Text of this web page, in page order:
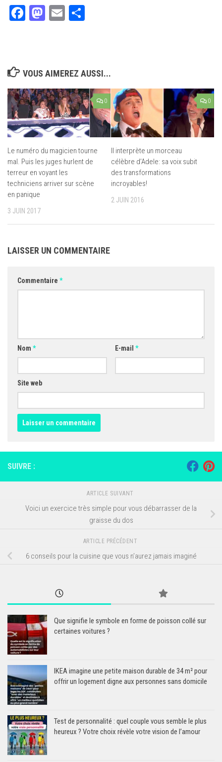
Facebook
Mastodon
Email
VOUS AIMEREZ AUSSI...
0
Le numéro du magicien tourne
mal. Puis les juges hurlent de
terreur en voyant les
techniciens arriver sur scène
en panique
3 JUIN 2017
0
Il interprète un morceau
célèbre d’Adele: sa voix subit
des transformations
incroyables!
2 JUIN 2016
LAISSER UN COMMENTAIRE
Commentaire *
Nom * E-mail *
Site web
SUIVRE :
ARTICLE SUIVANT
Voici un exercice très simple pour vous débarrasser de la
graisse du dos
ARTICLE PRÉCÉDENT
6 conseils pour la cuisine que vous n’aurez jamais imaginé
Que signifie le symbole en forme de poisson collé sur
certaines voitures ?
IKEA imagine une petite maison durable de 34 m² pour
offrir un logement digne aux personnes sans domicile
Test de personnalité : quel couple vous semble le plus
heureux ? Votre choix révèle votre vision de l’amour